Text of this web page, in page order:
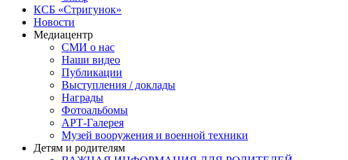
КСБ «Стригунок»
Новости
Медиацентр
СМИ о нас
Наши видео
Публикации
Выступления / доклады
Награды
Фотоальбомы
АРТ-Галерея
Музей вооружения и военной техники
Детям и родителям